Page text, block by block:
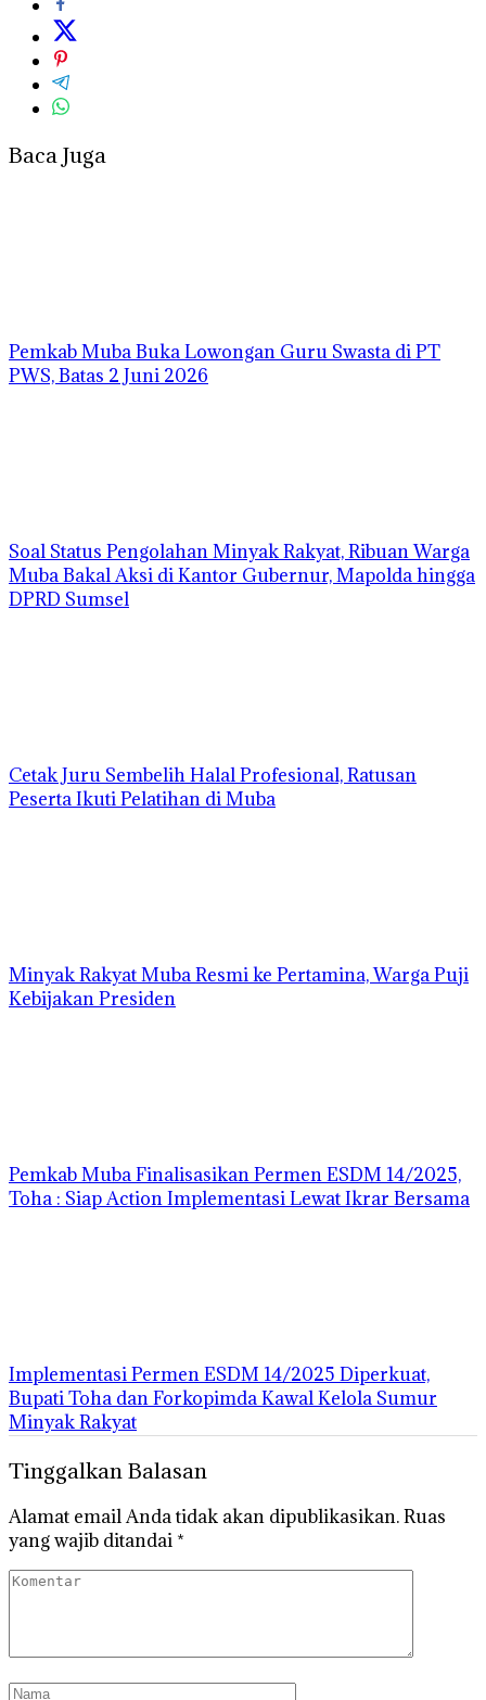
Baca Juga
Pemkab Muba Buka Lowongan Guru Swasta di PT
PWS, Batas 2 Juni 2026
Soal Status Pengolahan Minyak Rakyat, Ribuan Warga
Muba Bakal Aksi di Kantor Gubernur, Mapolda hingga
DPRD Sumsel
Cetak Juru Sembelih Halal Profesional, Ratusan
Peserta Ikuti Pelatihan di Muba
Minyak Rakyat Muba Resmi ke Pertamina, Warga Puji
Kebijakan Presiden
Pemkab Muba Finalisasikan Permen ESDM 14/2025,
Toha : Siap Action Implementasi Lewat Ikrar Bersama
Implementasi Permen ESDM 14/2025 Diperkuat,
Bupati Toha dan Forkopimda Kawal Kelola Sumur
Minyak Rakyat
Tinggalkan Balasan
Alamat email Anda tidak akan dipublikasikan.Ruas
yang wajib ditandai *